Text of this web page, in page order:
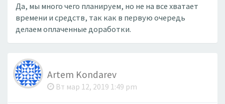
Да, мы много чего планируем, но не на все хватает
времени и средств, так как в первую очередь
делаем оплаченные доработки.
Artem Kondarev
Вт мар 12, 2019 1:49 pm